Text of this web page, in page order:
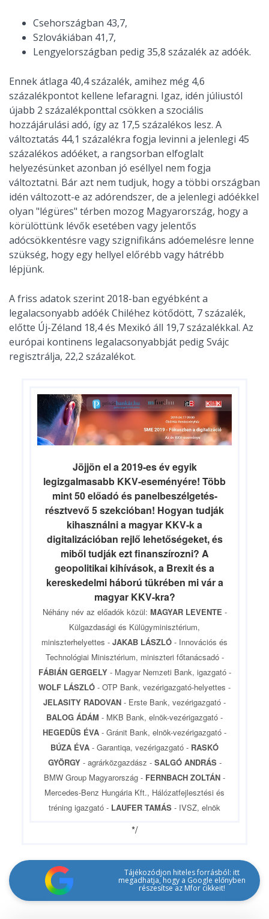
Csehországban 43,7,
Szlovákiában 41,7,
Lengyelországban pedig 35,8 százalék az adóék.
Ennek átlaga 40,4 százalék, amihez még 4,6
százalékpontot kellene lefaragni. Igaz, idén júliustól
újabb 2 százalékponttal csökken a szociális
hozzájárulási adó, így az 17,5 százalékos lesz. A
változtatás 44,1 százalékra fogja levinni a jelenlegi 45
százalékos adóéket, a rangsorban elfoglalt
helyezésünket azonban jó eséllyel nem fogja
változtatni. Bár azt nem tudjuk, hogy a többi országban
idén változott-e az adórendszer, de a jelenlegi adóékkel
olyan "légüres" térben mozog Magyarország, hogy a
körülöttünk lévők esetében vagy jelentős
adócsökkentésre vagy szignifikáns adóemelésre lenne
szükség, hogy egy hellyel előrébb vagy hátrébb
lépjünk.
A friss adatok szerint 2018-ban egyébként a
legalacsonyabb adóék Chiléhez kötődött, 7 százalék,
előtte Új-Zéland 18,4 és Mexikó áll 19,7 százalékkal. Az
európai kontinens legalacsonyabbját pedig Svájc
regisztrálja, 22,2 százalékot.
Jöjjön el a 2019-es év egyik
legizgalmasabb KKV-eseményére! Több
mint 50 előadó és panelbeszélgetés-
résztvevő 5 szekcióban! Hogyan tudják
kihasználni a magyar KKV-k a
digitalizációban rejlő lehetőségeket, és
miből tudják ezt finanszírozni? A
geopolitikai kihívások, a Brexit és a
kereskedelmi háború tükrében mi vár a
magyar KKV-kra?
Néhány név az előadók közül: MAGYAR LEVENTE -
Külgazdasági és Külügyminisztérium,
miniszterhelyettes - JAKAB LÁSZLÓ - Innovációs és
Technológiai Minisztérium, miniszteri főtanácsadó -
FÁBIÁN GERGELY- Magyar Nemzeti Bank, igazgató -
WOLF LÁSZLÓ - OTP Bank, vezérigazgató-helyettes -
JELASITY RADOVAN - Erste Bank, vezérigazgató -
BALOG ÁDÁM - MKB Bank, elnök-vezérigazgató -
HEGEDÜS ÉVA - Gránit Bank, elnök-vezérigazgató -
BÚZA ÉVA - Garantiqa, vezérigazgató - RASKÓ
GYÖRGY- agrárközgazdász - SALGÓ ANDRÁS-
BMW Group Magyarország - FERNBACH ZOLTÁN -
Mercedes-Benz Hungária Kft., Hálózatfejlesztési és
tréning igazgató - LAUFER TAMÁS - IVSZ, elnök
*/
Tájékozódjon hiteles forrásból: itt
megadhatja, hogy a Google előnyben
részesítse az Mfor cikkeit!